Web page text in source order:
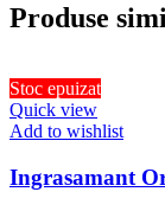
Produse
Stoc epuizat
Quick view
Add to wishlist
Ingrasamant